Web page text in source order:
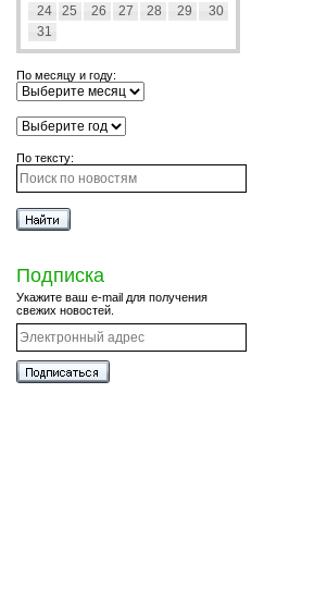
24
25 26 27 28 29
30
31
По месяцу и году:
По тексту:
Подписка
Укажите ваш e-mail для получения
свежих новостей.